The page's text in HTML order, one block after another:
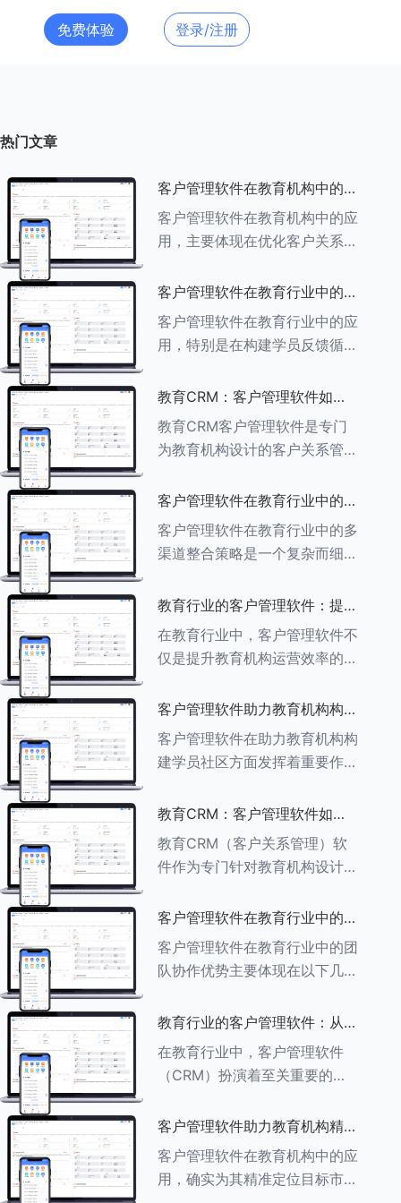
免费体验 登录/注册
热门文章
客户管理软件在教育机构中的应
用探索
客户管理软件在教育机构中的应
用，主要体现在优化客户关系管
作效率及促进业务增长等多个方
面。以下是对客户管理软件在教
育机构中应用的具体探索：
###一、
客户管理软件在教育行业中的学
员反馈循环机制
客户管理软件在教育行业中的应
用，特别是在构建学员反馈循环
用。以下是对客户管理软件在教
育行业中学员反馈循环机制的详
细分析： ###一、学员反馈循
环机制
教育CRM：客户管理软件如何
助力教育机构实现可持续发展
教育CRM客户管理软件是专门
为教育机构设计的客户关系管理
家长、教师及其他相关方的互
动，对教育机构实现可持续发展
具有重要意义。以下是教育
CRM如何助力教育
客户管理软件在教育行业中的多
渠道整合策略
客户管理软件在教育行业中的多
渠道整合策略是一个复杂而细致
多种渠道，提升教育机构的市场
竞争力、客户满意度和运营效
率。以下是对这一策略的具体分
析： ###
教育行业的客户管理软件：提升
家长参与度的关键
在教育行业中，客户管理软件不
仅是提升教育机构运营效率的重
促进家校合作的关键。以下将详
细探讨如何通过教育行业的客户
管理软件来提升家长的参与度。
###
客户管理软件助力教育机构构建
学员社区
客户管理软件在助力教育机构构
建学员社区方面发挥着重要作
述其助力作用： ###一、学员
信息管理 客户管理软件具备强
大的学员信息管理功能，能够集
中存储
教育CRM：客户管理软件如何
增强教育品牌影响力
教育CRM（客户关系管理）软
件作为专门针对教育机构设计的
影响力方面发挥着重要作用。以
下详细分析教育CRM软件如何
助力提升教育品牌影响力：
###一、
客户管理软件在教育行业中的团
队协作优势
客户管理软件在教育行业中的团
队协作优势主要体现在以下几个
与共享 客户管理软件作为强大
的信息存储库，能够整合并记录
学生的基本信息（如姓名、年
龄、联
教育行业的客户管理软件：从招
生到毕业的全方位管理
在教育行业中，客户管理软件
（CRM）扮演着至关重要的角
全方位管理，提升教育机构的管
理效率和学员满意度。以下是一
些适合教育行业的CRM软件及
其功能特点：
客户管理软件助力教育机构精准
定位目标市场
客户管理软件在教育机构中的应
用，确实为其精准定位目标市场